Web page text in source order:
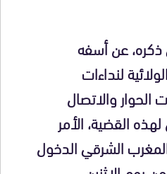
ذكره، عن أسفه
لنداءات
الحوار والاتصال
القضية، الأمر
الشرقي الدخول